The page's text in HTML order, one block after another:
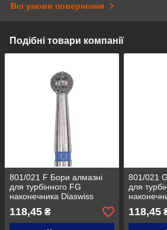
Всі умови повернення
Подібні товари компанії
801/021 F Бори алмазні
для турбінного FG
наконечника Diaswiss
Diaswiss (Діасвісс)
Швейцарія , цін/кат 2
118,45 ₴
801/021
для
Diaswiss
118,45